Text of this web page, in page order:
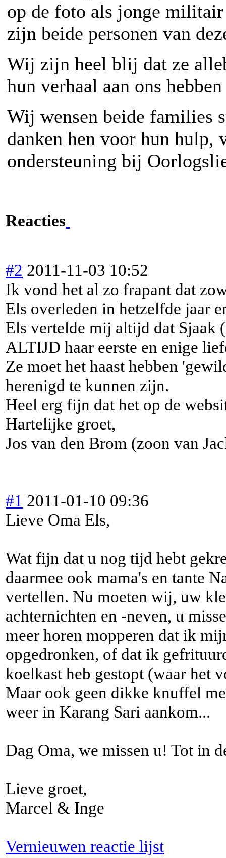
op de foto als jonge
zijn beide personen van
Wij zijn heel blij dat ze
hun verhaal aan ons
Wij wensen beide families
danken hen voor hun hulp,
ondersteuning bij
Reacties
#2 2011-11-03 10:52
Ik vond het al zo frapant dat
Els overleden in hetzelfde jaar
Els vertelde mij altijd dat Sjaak
ALTIJD haar eerste en enige
Ze moet het haast hebben
herenigd te kunnen zijn.
Heel erg fijn dat het op de
Hartelijke groet,
Jos van den Brom (zoon van
#1 2011-01-10 09:36
Lieve Oma Els,
Wat fijn dat u nog tijd hebt
daarmee ook mama's en tante
vertellen. Nu moeten wij, uw
achternichten en -neven, u
meer horen mopperen dat ik
opgedronken, of dat ik
koelkast heb gestopt (waar het
Maar ook geen dikke knuffel
weer in Karang Sari aankom...
Dag Oma, we missen u! Tot in
Lieve groet,
Marcel & Inge
Vernieuwen reactie lijst